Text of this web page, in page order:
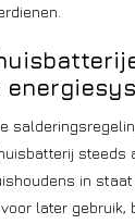
steeds
in
later gebruik,